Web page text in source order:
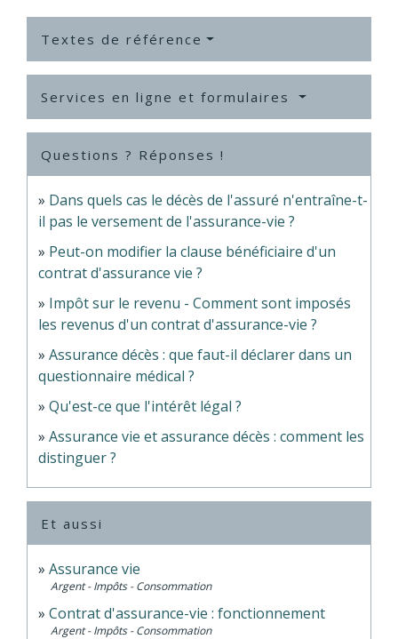
Textes de référence
Services en ligne et formulaires
Questions ? Réponses !
Dans quels cas le décès de l'assuré n'entraîne-t-
il pas le versement de l'assurance-vie ?
Peut-on modifier la clause bénéficiaire d'un
contrat d'assurance vie ?
Impôt sur le revenu - Comment sont imposés
les revenus d'un contrat d'assurance-vie ?
Assurance décès : que faut-il déclarer dans un
questionnaire médical ?
Qu'est-ce que l'intérêt légal ?
Assurance vie et assurance décès : comment les
distinguer ?
Et aussi
Assurance vie
Argent - Impôts - Consommation
Contrat d'assurance-vie : fonctionnement
Argent - Impôts - Consommation